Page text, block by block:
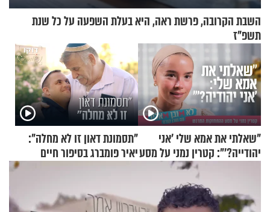
השבת הקרובה, פרשת ראה, היא בעלת השפעה על כל שנת
תשפ"ז
"שאלתי את אמא שלי 'אני
יהודייה?'": קטרין נמני על מסע
ההתחזקות המרגש
"תסמונת דאון זו לא מחלה":
יאיר פומברג בסיפור חיים